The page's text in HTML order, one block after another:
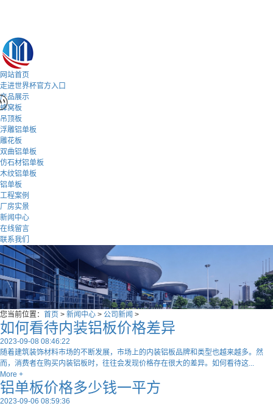
网站首页
走进世界杯官方入口
产品展示
蜂窝板
吊顶板
浮雕铝单板
雕花板
双曲铝单板
仿石材铝单板
木纹铝单板
铝单板
工程案例
厂房实景
新闻中心
在线留言
联系我们
您当前位置： 首页 > 新闻中心 > 公司新闻 >
如何看待内装铝板价格差异
2023-09-08 08:46:22
随着建筑装饰材料市场的不断发展，市场上的内装铝板品牌和类型也越来越多。然
而，消费者在购买内装铝板时，往往会发现价格存在很大的差异。如何看待这...
More +
铝单板价格多少钱一平方
2023-09-06 08:59:36